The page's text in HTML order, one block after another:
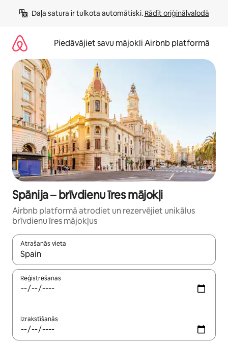
saturu
Daļa satura ir tulkota automātiski. Rādīt oriģinālvalodā
Piedāvājiet savu mājokli Airbnb platformā
Spānija – brīvdienu īres mājokļi
Airbnb platformā atrodiet un rezervējiet unikālus
brīvdienu īres mājokļus
Atrašanās vieta
Kad rezultāti kļūs pieejami, izmantojiet bultiņu uz augšu un
Reģistrēšanās
Izrakstīšanās